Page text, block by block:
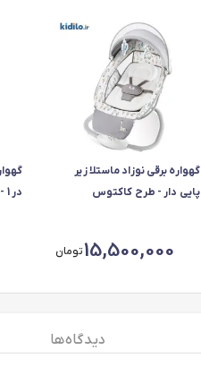
گهواره برقی نوزاد ماستلا زیر
پایی دار - طرح کاکتوس
15,500,000تومان
در 1 - کرم
دیدگاه ها